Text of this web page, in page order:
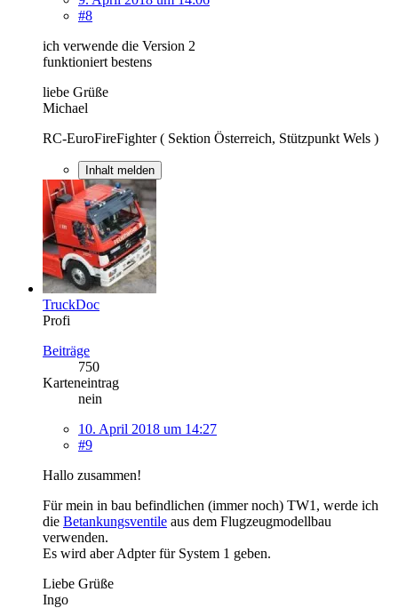
#8
ich verwende die Version 2
funktioniert bestens
liebe Grüße
Michael
RC-EuroFireFighter ( Sektion Österreich, Stützpunkt Wels )
Inhalt melden
TruckDoc
Profi
Beiträge
750
Karteneintrag
nein
10. April 2018 um 14:27
#9
Hallo zusammen!
Für mein in bau befindlichen (immer noch) TW1, werde ich
die Betankungsventile aus dem Flugzeugmodellbau
verwenden.
Es wird aber Adpter für System 1 geben.
Liebe Grüße
Ingo